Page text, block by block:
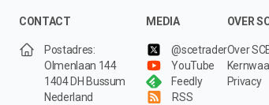
CONTACT
Postadres:
Olmenlaan 144
1404 DH Bussum
Nederland
MEDIA
@scetrader
YouTube
Feedly
RSS
OVER
Over
Privacy